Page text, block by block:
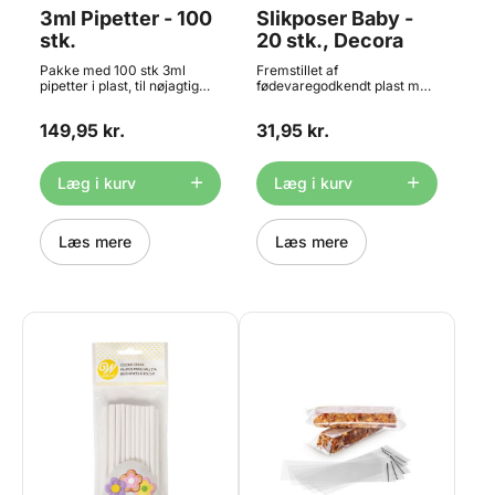
3ml Pipetter - 100
stk.
Pakke med 100 stk 3ml
pipetter i plast, til nøjagtig
Bruges bl.a. til at dosere og
bruges igen og igen, men da
de er meget svære at få helt
rene, anbefales det kun at
bruge dem én gang. Findes
også i pakker med kun 10
stk.
149,95 kr.
Læg i kurv
Læs mere
Slikposer Baby -
20 stk., Decora
Fremstillet af
fødevaregodkendt plast med
pops og slik. Pakken
oplagt ide til babyshower,
barnedåb, navngivningsfest
eller lign. Indhold: 20 plastik
poser ( ca. 12,5 x 24 cm )
31,95 kr.
Læg i kurv
Læs mere